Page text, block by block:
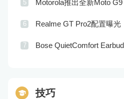
5
6
7
技巧